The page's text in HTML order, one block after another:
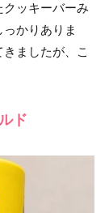
ッキーバーみ
かりありま
ましたが、こ
ド